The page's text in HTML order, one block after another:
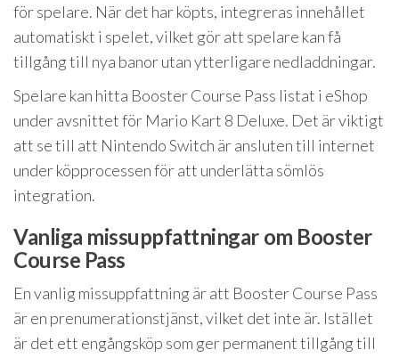
för spelare. När det har köpts, integreras innehållet
automatiskt i spelet, vilket gör att spelare kan få
tillgång till nya banor utan ytterligare nedladdningar.
Spelare kan hitta Booster Course Pass listat i eShop
under avsnittet för Mario Kart 8 Deluxe. Det är viktigt
att se till att Nintendo Switch är ansluten till internet
under köpprocessen för att underlätta sömlös
integration.
Vanliga missuppfattningar om Booster
Course Pass
En vanlig missuppfattning är att Booster Course Pass
är en prenumerationstjänst, vilket det inte är. Istället
är det ett engångsköp som ger permanent tillgång till